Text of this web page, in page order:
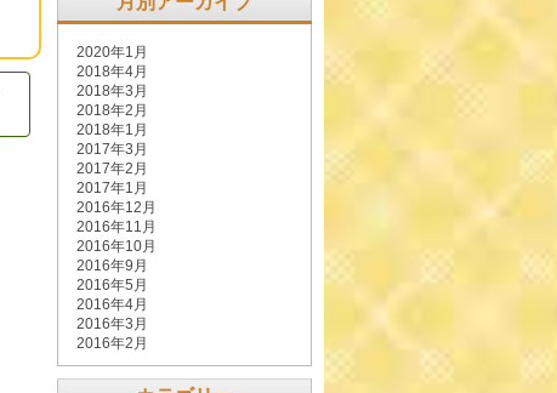
2020年1月
2018年4月
2018年3月
2018年2月
2018年1月
2017年3月
2017年2月
2017年1月
2016年12月
2016年11月
2016年10月
2016年9月
2016年5月
2016年4月
2016年3月
2016年2月